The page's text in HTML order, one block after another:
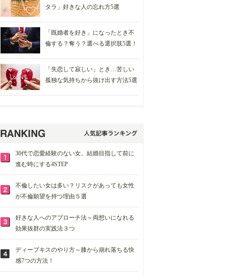
タラ」好きな人の忘れ方5選
「既婚者を好き」になったとき不
倫する？奪う？選べる選択肢5選！
「失恋して寂しい」とき…苦しい
孤独な気持ちから抜け出す方法5選
30代で恋愛経験のない女。結婚目指して前に
進む時にする4STEP
不倫したい女は多い？リスクがあっても女性
が不倫願望を持つ理由５選
好きな人へのアプローチ法～両想いになれる
効果抜群の実践法３つ
ディープキスのやり方～膝から崩れ落ちる快
感7つの方法！